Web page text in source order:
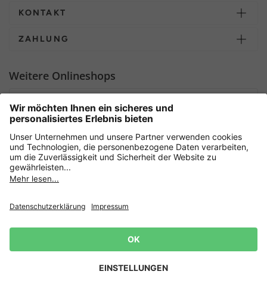
KONTAKT
ZAHLUNG
Weitere Onlineshops
Sicher einkaufen mit
Widerrufsrecht
Impressum
Newsletter
Jetzt
Zur Anmeldung